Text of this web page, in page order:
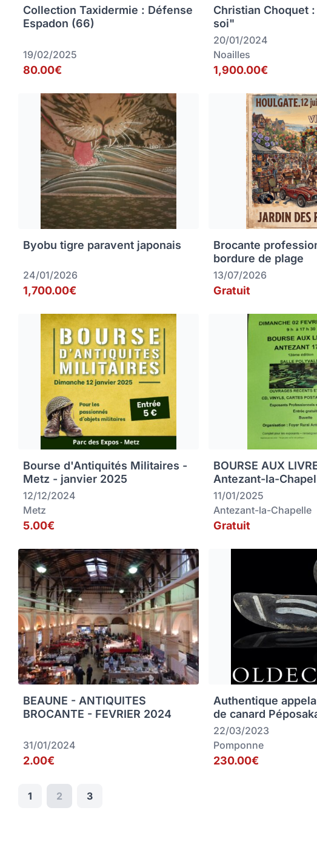
Collection Taxidermie : Défense
Espadon (66)
19/02/2025
80.00€
Christian Choquet
soi"
20/01/2024
Noailles
1,900.00€
Byobu tigre paravent japonais
24/01/2026
1,700.00€
Brocante
bordure de plage
13/07/2026
Gratuit
Bourse d'Antiquités Militaires -
Metz - janvier 2025
12/12/2024
Metz
5.00€
BOURSE AUX
Antezant-la-
11/01/2025
Antezant-la-Chapelle
Gratuit
BEAUNE - ANTIQUITES
BROCANTE - FEVRIER 2024
31/01/2024
2.00€
Authentique
de canard
22/03/2023
Pomponne
230.00€
1 2 3